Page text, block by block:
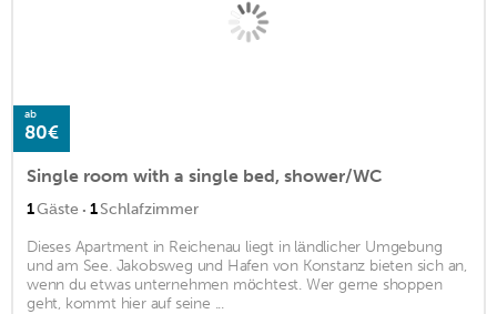
ab
80€
Single room with a single bed, shower/WC
1Gäste · 1Schlafzimmer
Dieses Apartment in Reichenau liegt in ländlicher Umgebung
und am See. Jakobsweg und Hafen von Konstanz bieten sich an,
wenn du etwas unternehmen möchtest. Wer gerne shoppen
geht, kommt hier auf seine ...